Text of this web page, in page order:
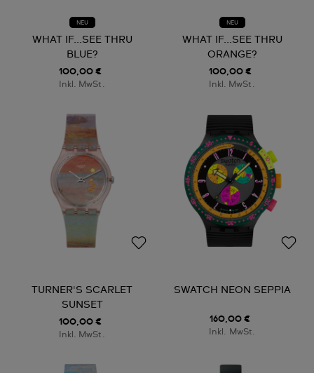
NEU
WHAT IF...SEE THRU
BLUE?
100,00 €
Inkl. MwSt.
NEU
WHAT IF...SEE THRU
ORANGE?
100,00 €
Inkl. MwSt.
TURNER'S SCARLET
SUNSET
100,00 €
Inkl. MwSt.
SWATCH NEON SEPPIA
160,00 €
Inkl. MwSt.